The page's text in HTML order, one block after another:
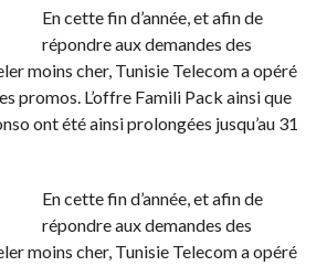
En cette fin d’année, et afin de
répondre aux demandes des
moins cher, Tunisie Telecom a opéré
promos. L’offre Famili Pack ainsi que
ont été ainsi prolongées jusqu’au 31
En cette fin d’année, et afin de
répondre aux demandes des
moins cher, Tunisie Telecom a opéré